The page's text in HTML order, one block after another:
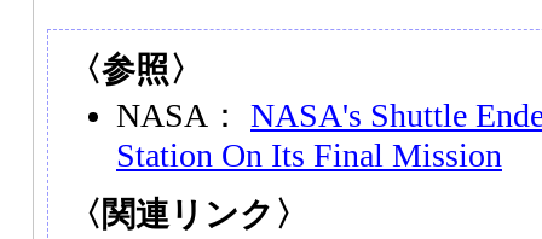
〈参照〉
NASA： NASA's Shuttle
Station On Its Final Mission
〈関連リンク〉